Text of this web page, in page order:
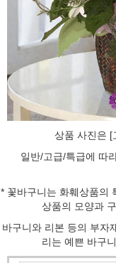
상품 사진은 [
일반/고급/특급에 따
* 꽃바구니는 화훼상품의
상품의 모양과
바구니와 리본 등의 부자
리는 예쁜 바구